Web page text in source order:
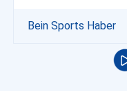
Bein Sports Haber